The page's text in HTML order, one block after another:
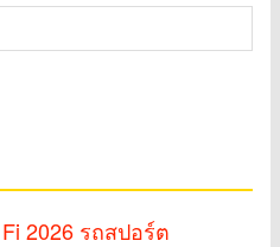
2026 รถสปอร์ต